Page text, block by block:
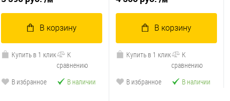
В корзину
Купить в 1 клик
К
сравнению
В избранное
В наличии
В корзину
Купить в 1 клик
К
сравнению
В избранное
В наличии